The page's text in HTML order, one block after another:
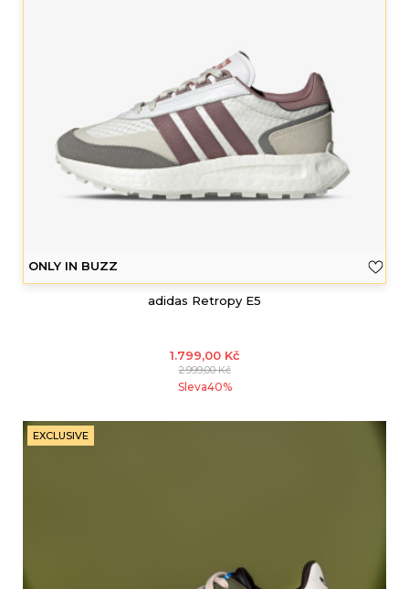
ONLY IN BUZZ
adidas Retropy E5
1.799,00 Kč
2.999,00Kč
Sleva40%
EXCLUSIVE